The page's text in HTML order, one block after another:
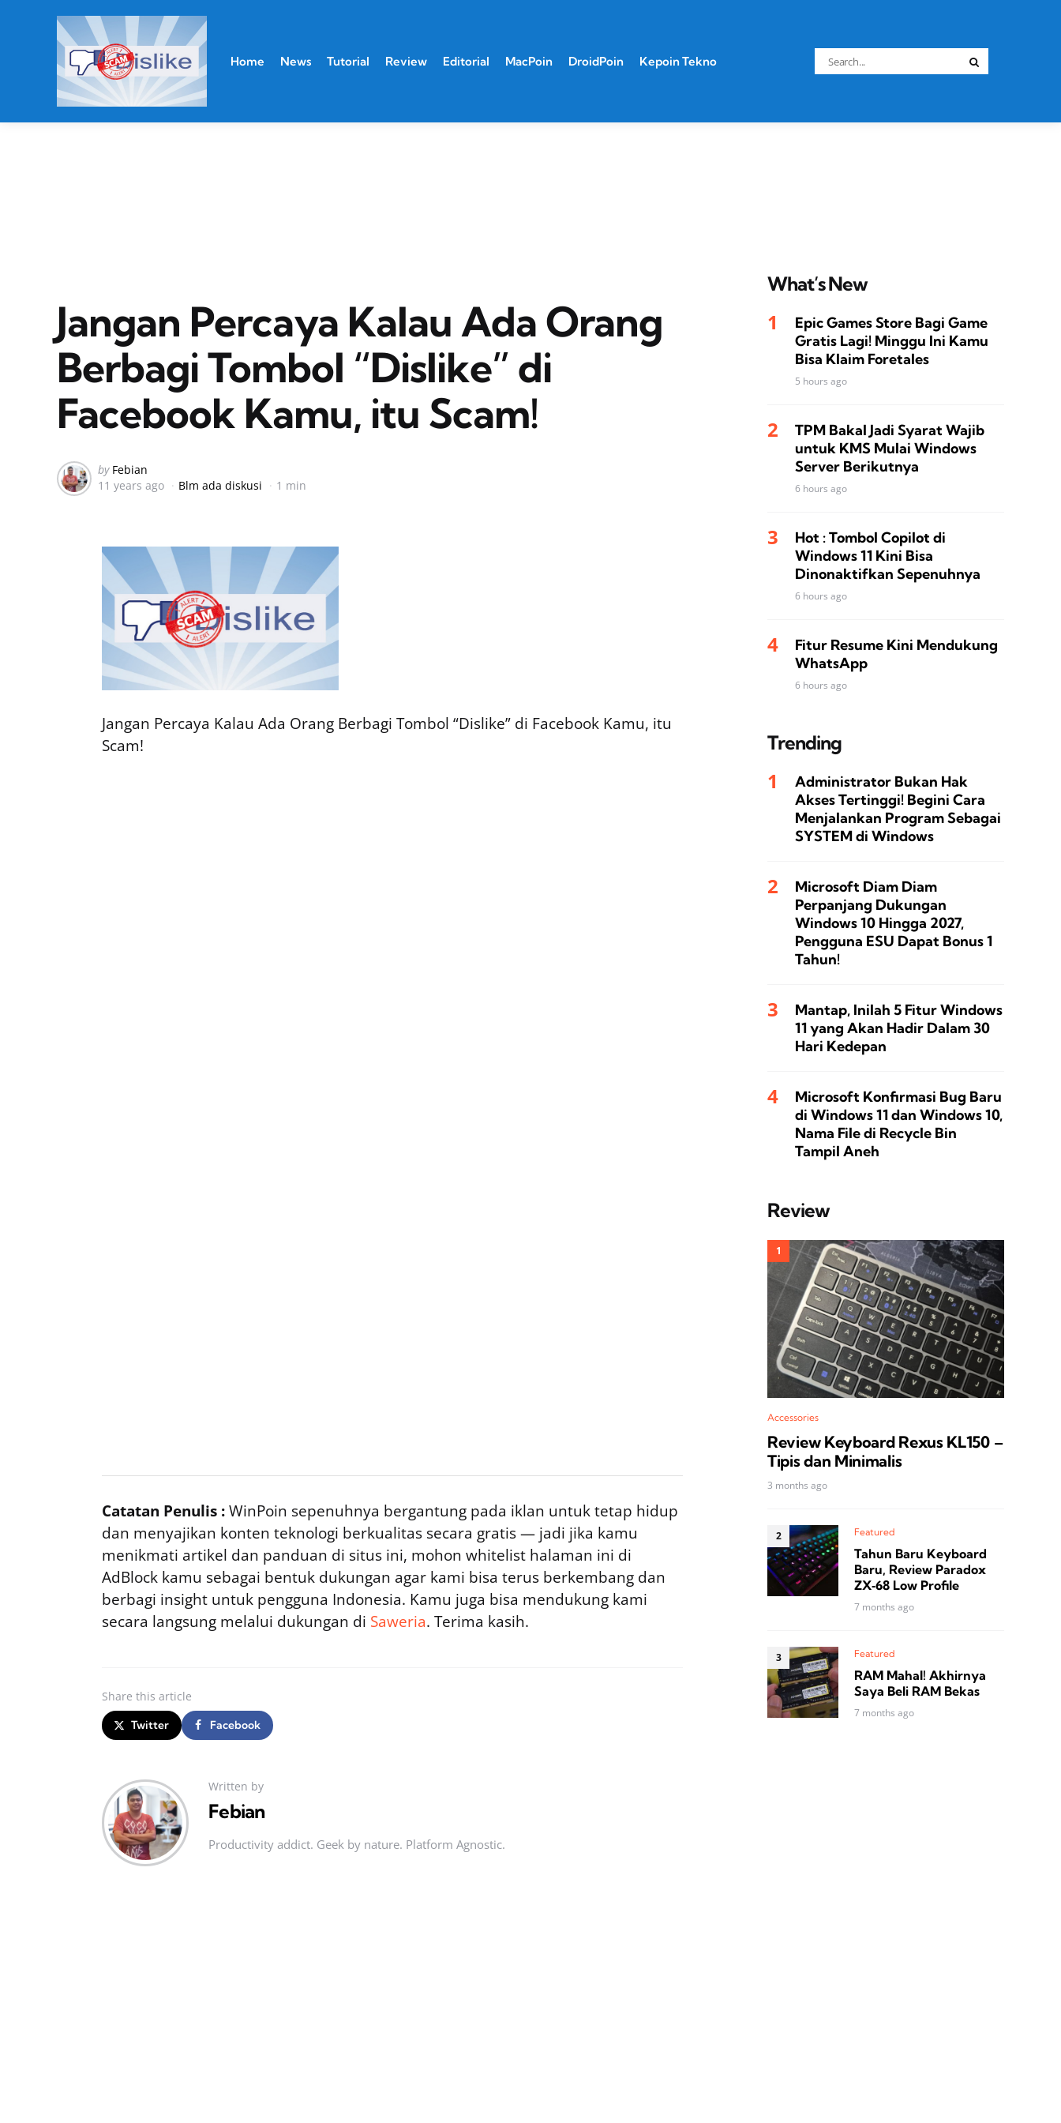
Home News Tutorial Review Editorial MacPoin DroidPoin Kepoin Tekno
Search
for:
Jangan Percaya Kalau Ada Orang
Berbagi Tombol “Dislike” di
Facebook Kamu, itu Scam!
Posted
by
by Febian
11 years ago
Blm ada diskusi 1 min
Jangan Percaya Kalau Ada Orang Berbagi Tombol “Dislike” di Facebook Kamu, itu
Scam!
Catatan Penulis :WinPoin sepenuhnya bergantung pada iklan untuk tetap hidup
dan menyajikan konten teknologi berkualitas secara gratis — jadi jika kamu
menikmati artikel dan panduan di situs ini, mohon whitelist halaman ini di
AdBlock kamu sebagai bentuk dukungan agar kami bisa terus berkembang dan
berbagi insight untuk pengguna Indonesia. Kamu juga bisa mendukung kami
secara langsung melalui dukungan di Saweria. Terima kasih.
Share this article
Twitter Facebook
Written by
Febian
Productivity addict. Geek by nature. Platform Agnostic.
What’s New
Epic Games Store Bagi Game
Gratis Lagi! Minggu Ini Kamu
Bisa Klaim Foretales
5 hours ago
TPM Bakal Jadi Syarat Wajib
untuk KMS Mulai Windows
Server Berikutnya
6 hours ago
Hot : Tombol Copilot di
Windows 11 Kini Bisa
Dinonaktifkan Sepenuhnya
6 hours ago
Fitur Resume Kini Mendukung
WhatsApp
6 hours ago
Trending
Administrator Bukan Hak
Akses Tertinggi! Begini Cara
Menjalankan Program Sebagai
SYSTEM di Windows
Microsoft Diam Diam
Perpanjang Dukungan
Windows 10 Hingga 2027,
Pengguna ESU Dapat Bonus 1
Tahun!
Mantap, Inilah 5 Fitur Windows
11 yang Akan Hadir Dalam 30
Hari Kedepan
Microsoft Konfirmasi Bug Baru
di Windows 11 dan Windows 10,
Nama File di Recycle Bin
Tampil Aneh
Review
Accessories
Review Keyboard Rexus KL150 –
Tipis dan Minimalis
3 months ago
Featured
Tahun Baru Keyboard
Baru, Review Paradox
ZX‑68 Low Profile
7 months ago
Featured
RAM Mahal! Akhirnya
Saya Beli RAM Bekas
7 months ago